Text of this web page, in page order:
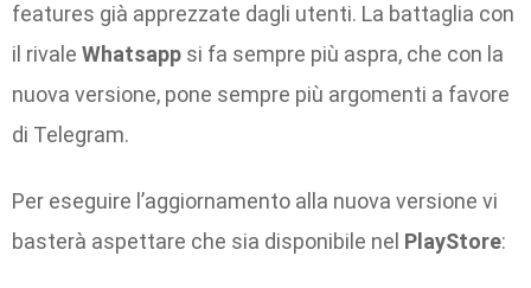
features già apprezzate dagli utenti. La battaglia con
il rivale Whatsapp si fa sempre più aspra, che con la
nuova versione, pone sempre più argomenti a favore
di Telegram.
Per eseguire l’aggiornamento alla nuova versione vi
basterà aspettare che sia disponibile nel PlayStore: